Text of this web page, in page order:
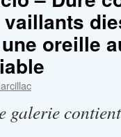
oreille
galerie